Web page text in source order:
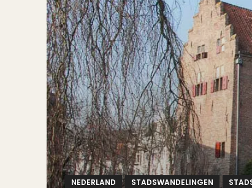
NEDERLAND STADSWANDELINGEN